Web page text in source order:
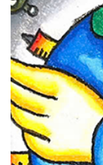
hội_ISDS)